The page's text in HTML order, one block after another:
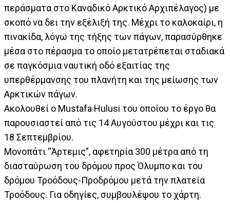
περάσματα στο Καναδικό Αρκτικό Αρχιπέλαγος) με
σκοπό να δει την εξέλιξή της. Μέχρι το καλοκαίρι, η
πινακίδα, λόγω της τήξης των πάγων, παρασύρθηκε
μέσα στο πέρασμα το οποίο μετατρέπεται σταδιακά
σε παγκόσμια ναυτική οδό εξαιτίας της
υπερθέρμανσης του πλανήτη και της μείωσης των
Αρκτικών πάγων.
Ακολουθεί ο Mustafa Hulusi του οποίου το έργο θα
παρουσιαστεί από τις 14 Αυγούστου μέχρι και τις
18 Σεπτεμβρίου.
Μονοπάτι “Άρτεμις”, αφετηρία 300 μέτρα από τη
διασταύρωση του δρόμου προς Όλυμπο και του
δρόμου Τροόδους-Προδρόμου μετά την πλατεία
Τροόδους. Για οδηγίες, συμβουλέψου το χάρτη.